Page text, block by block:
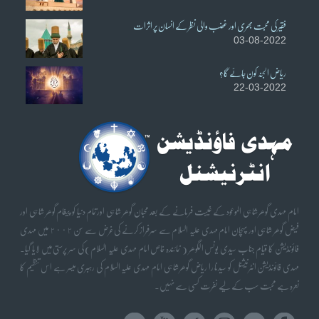
فقیر کی محبت بھری اور غضب والی نظر کے انسان پر اثرات
03-08-2022
ریاض الجنہ کون جائے گا؟
22-03-2022
امام مہدی گوھر شاہی الموعود کے غیبت فرمانے کے بعد محبان گوھر شاہی اورتمام دنیا کو پیغام گوھر شاہی اور
فیض گوھر شاہی اور پہچان امام مہدی علیہ السلام سے سرفراز کرنے کی غرض سے سن ٢٠٠٢ میں مہدی
فائونڈیشن کا قیام جناب سیدی یونس الگوھر ( نمائندہ خاص امام مہدی علیہ السلام) کی سر پرستی میں لایا گیا۔
مہدی فائونڈیشن انٹرنیشنل کو سیدنا را ریاض گوھر شاہی امام مہدی علیہ السلام کی رہبری میسر ہے اس تنظیم کا
نعرہ ہے محبت سب کے لیے نفرت کسی سے نہیں۔